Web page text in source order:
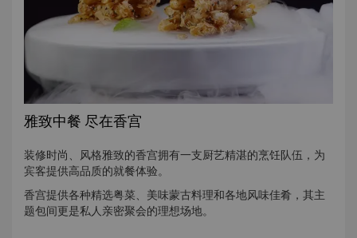
雅致中餐 尽在香宫
装修时尚、风格雅致的香宫拥有一支厨艺精湛的烹饪队伍，为
宾客提供高品质的就餐体验。
香宫提供各种精选粤菜、美味蒙古料理和各地风味佳肴，其主
题包间更是私人亲密聚会的理想场地。